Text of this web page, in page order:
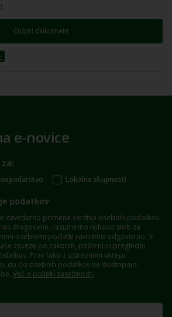
Odpri dokument
e-novice
Lokalne skupnosti
podatkov
zavedamo pomena varstva osebnih podatkov.
dragocene, razumemo njihovo skrb za
osebnimi podatki ravnamo odgovorno. V
zaveze po zakoniti, pošteni in pregledni
Prav tako z ustreznimi ukrepi
da do osebnih podatkov ne dostopajo
Več o politiki zasebnosti.